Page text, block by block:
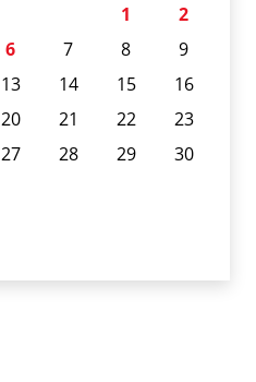
1
2
6 7 8
9
13 14 15
16
20 21 22
23
27 28 29
30